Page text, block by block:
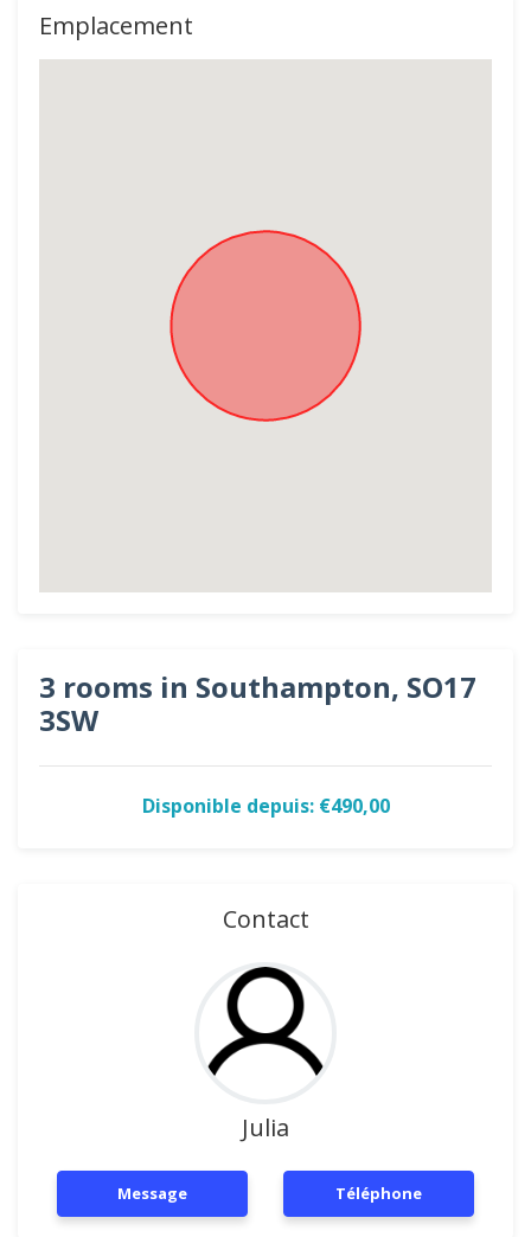
Emplacement
3 rooms in Southampton, SO17
3SW
Disponible depuis: €490,00
Contact
Julia
Message Téléphone